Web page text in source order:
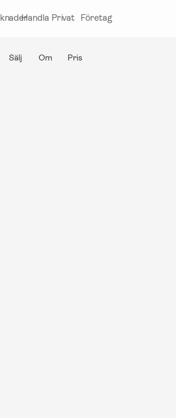
Handla Privat Företag
Sälj Om Pris